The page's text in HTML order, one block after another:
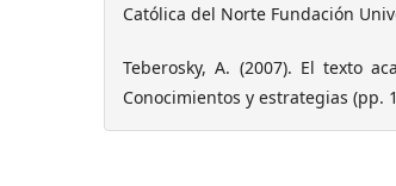
Católica del Norte Fundación
Teberosky, A. (2007). El texto
Conocimientos y estrategias (pp.